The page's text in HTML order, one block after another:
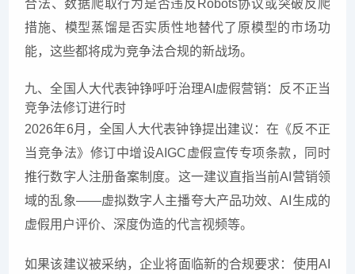
合法、数据爬取行为是否违反Robots协议或突破反爬
措施、模型蒸馏是否实质性地替代了原模型的市场功
能，这些都将成为竞争法合规的新战场。
九、全国人大代表钟铮呼吁治理AI虚假营销：反不正当
竞争法修订进行时
2026年6月，全国人大代表钟铮提出建议：在《反不正
当竞争法》修订中增设AIGC虚假宣传专项条款，同时
推行数字人注册备案制度。这一建议直指当前AI营销领
域的乱象——虚拟数字人主播夸大产品功效、AI生成的
虚假用户评价、深度伪造的代言视频等。
如果该建议被采纳，企业将面临新的合规要求：使用AI